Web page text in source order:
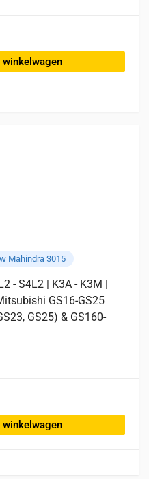
winkelwagen
Mahindra 3015
- S4L2 | K3A - K3M |
GS16-GS25
GS25) & GS160-
winkelwagen